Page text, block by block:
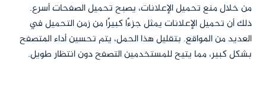
من خلال منع تحميل الإعلانات، يصبح تحميل الصفحات أسرع.
ذلك أن تحميل الإعلانات يمثل جزءًا كبيرًا من زمن التحميل في
العديد من المواقع. بتقليل هذا الحمل، يتم تحسين أداء المتصفح
بشكل كبير، مما يتيح للمستخدمين التصفح دون انتظار طويل.